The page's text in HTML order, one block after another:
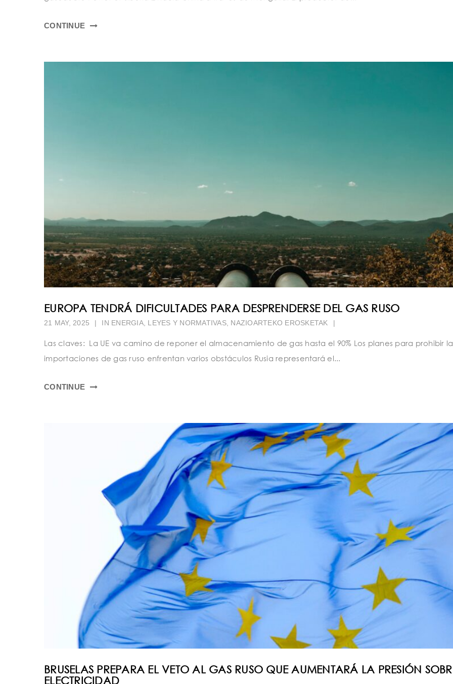
CONTINUE
EUROPA TENDRÁ DIFICULTADES PARA DESPRENDERSE DEL GAS RUSO
21 MAY, 2025 | IN ENERGIA, LEYES Y NORMATIVAS, NAZIOARTEKO EROSKETAK |
Las claves: La UE va camino de reponer el almacenamiento de gas hasta el 90% Los planes para prohibir
importaciones de gas ruso enfrentan varios obstáculos Rusia representará el...
CONTINUE
BRUSELAS PREPARA EL VETO AL GAS RUSO QUE AUMENTARÁ LA PRESIÓN
ELECTRICIDAD